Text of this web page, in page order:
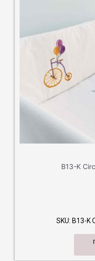
Β13-Κ Circus (πάντα
SKU: Β13-Κ Circus (πάντα